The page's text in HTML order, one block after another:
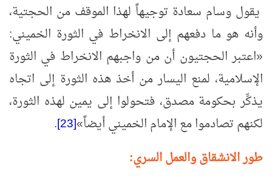
يقول وسام سعادة توجيهاً لهذا الموقف من الحجتية،
وأنه هو ما دفعهم إلى الانخراط في الثورة الخميني:
«اعتبر الحجتيون أن من واجبهم الانخراط في الثورة
الإسلامية، لمنع اليسار من أخذ هذه الثورة إلى اتجاه
يذكِّر بحكومة مصدق، فتحولوا إلى يمين لهذه الثورة،
لكنهم تصادموا مع الإمام الخميني أيضاً»
[23]
.
طور الانشقاق والعمل السري: